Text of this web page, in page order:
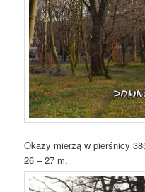
Okazy mierzą w pierśnicy
26 – 27 m.